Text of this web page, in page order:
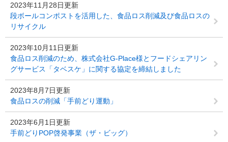
2023年11月28日更新
段ボールコンポストを活用した、食品ロス削減及び食品ロスの
リサイクル
2023年10月11日更新
食品ロス削減のため、株式会社G-Place様とフードシェアリン
グサービス「タベスケ」に関する協定を締結しました
2023年8月7日更新
食品ロスの削減「手前どり運動」
2023年6月1日更新
手前どりPOP啓発事業（ザ・ビッグ）